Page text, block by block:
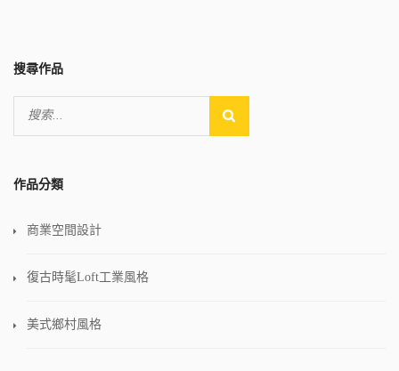
搜尋作品
作品分類
商業空間設計
復古時髦Loft工業風格
美式鄉村風格